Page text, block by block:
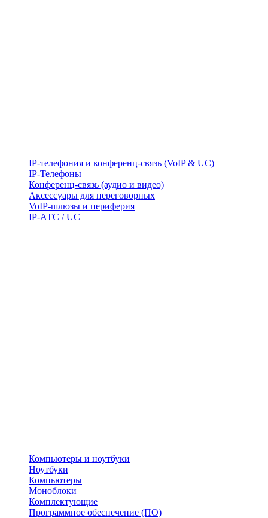
IP-телефония и конференц-связь (VoIP & UC)
IP-Телефоны
Конференц-связь (аудио и видео)
Аксессуары для переговорных
VoIP-шлюзы и периферия
IP-АТС / UC
Компьютеры и ноутбуки
Ноутбуки
Компьютеры
Моноблоки
Комплектующие
Программное обеспечение (ПО)